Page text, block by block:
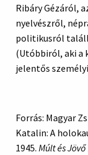
Ribáry Gézáról,
nyelvészről,
politikusról
(Utóbbiról, aki a
jelentős
Forrás: Magyar
Katalin: A
1945. Múlt és Jövő